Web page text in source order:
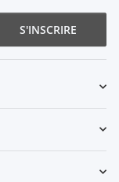
S'INSCRIRE